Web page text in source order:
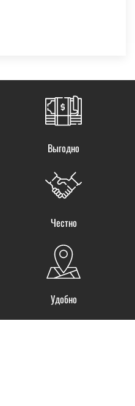
Выгодно
Честно
Удобно